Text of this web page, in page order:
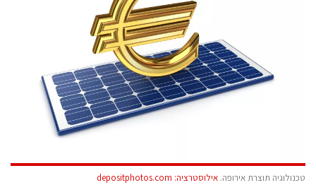
טכנולוגיה תוצרת אירופה. אילוסטרציה: depositphotos.com